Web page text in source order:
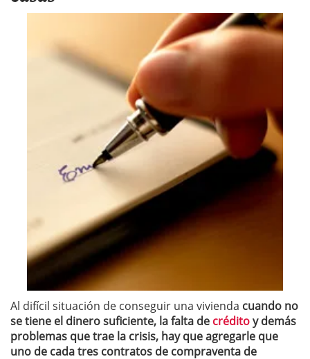
Al difícil situación de conseguir una vivienda cuando no
se tiene el dinero suficiente, la falta de créditoy demás
problemas que trae la crisis, hay que agregarle que
uno de cada tres contratos de compraventa de